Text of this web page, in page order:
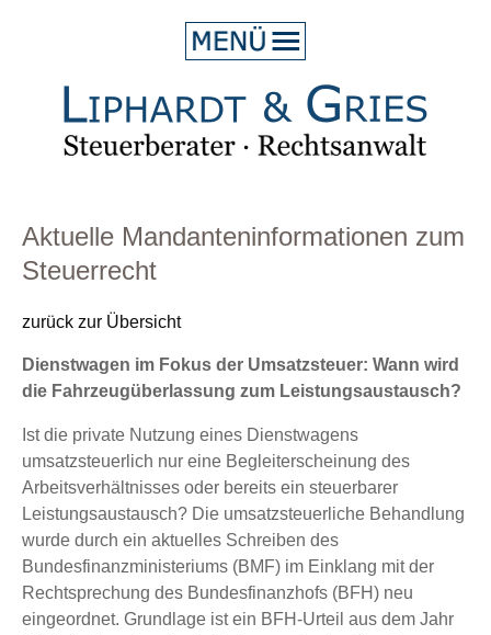
Aktuelle Mandanteninformationen zum
Steuerrecht
zurück zur Übersicht
Dienstwagen im Fokus der Umsatzsteuer: Wann wird
die Fahrzeugüberlassung zum Leistungsaustausch?
Ist die private Nutzung eines Dienstwagens
umsatzsteuerlich nur eine Begleiterscheinung des
Arbeitsverhältnisses oder bereits ein steuerbarer
Leistungsaustausch? Die umsatzsteuerliche Behandlung
wurde durch ein aktuelles Schreiben des
Bundesfinanzministeriums (BMF) im Einklang mit der
Rechtsprechung des Bundesfinanzhofs (BFH) neu
eingeordnet. Grundlage ist ein BFH-Urteil aus dem Jahr
ÜBER UNS